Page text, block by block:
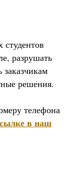
разрушать
заказчикам
решения.
телефона
сылке в наш